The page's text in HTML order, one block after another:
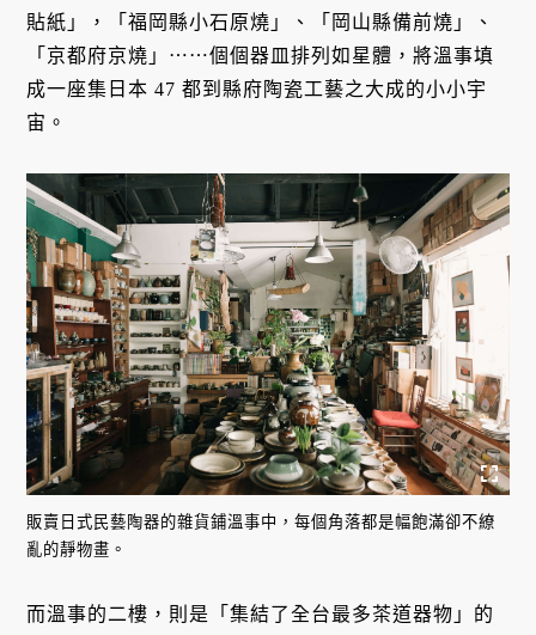
貼紙」，「福岡縣小石原燒」、「岡山縣備前燒」、
「京都府京燒」⋯⋯個個器皿排列如星體，將溫事填
成一座集日本 47 都到縣府陶瓷工藝之大成的小小宇
宙。
販賣日式民藝陶器的雜貨鋪溫事中，每個角落都是幅飽滿卻不繚
亂的靜物畫。
而溫事的二樓，則是「集結了全台最多茶道器物」的